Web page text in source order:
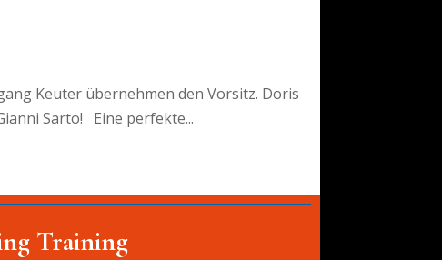
Keuter übernehmen den Vorsitz. Doris
Sarto! Eine perfekte...
Training